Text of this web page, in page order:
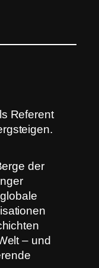
der
– und